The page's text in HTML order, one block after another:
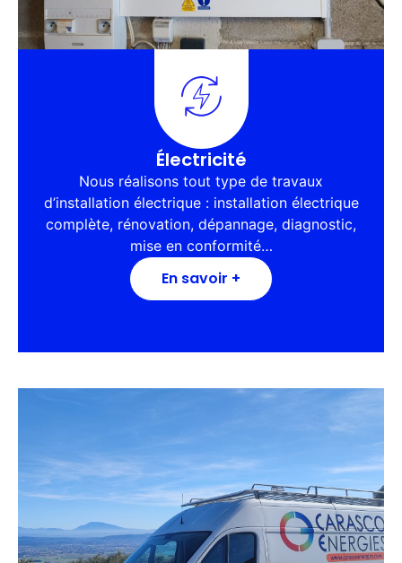
Électricité
Nous réalisons tout type de travaux
d’installation électrique : installation électrique
complète, rénovation, dépannage, diagnostic,
mise en conformité…
En savoir +